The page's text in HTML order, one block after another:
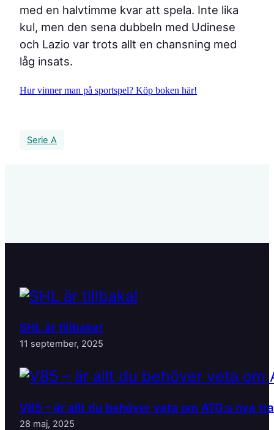
med en halvtimme kvar att spela. Inte lika
kul, men den sena dubbeln med Udinese
och Lazio var trots allt en chansning med
låg insats.
Hur vinner man på sportspel? Köp boken här!
Serie A
SHL är tillbaka!
11 september, 2025
V85 – är allt du behöver veta om ATG:s nya
28 maj, 2025